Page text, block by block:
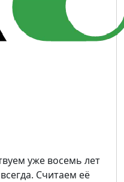
уже восемь лет
Считаем её